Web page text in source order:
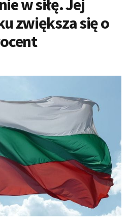
w siłę. Jej
zwiększa się o